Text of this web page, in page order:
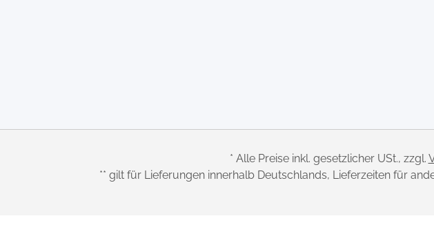
* Alle Preise inkl. gesetzlicher USt., zzgl.
** gilt für Lieferungen innerhalb Deutschlands, Lieferzeiten für